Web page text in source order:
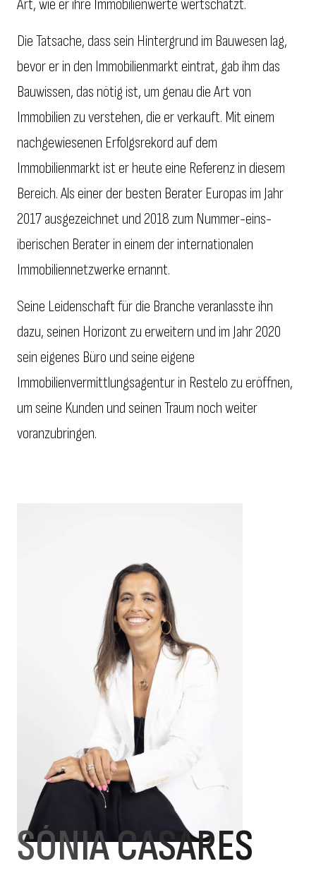
Art, wie er ihre Immobilienwerte wertschätzt.
Die Tatsache, dass sein Hintergrund im Bauwesen lag,
bevor er in den Immobilienmarkt eintrat, gab ihm das
Bauwissen, das nötig ist, um genau die Art von
Immobilien zu verstehen, die er verkauft. Mit einem
nachgewiesenen Erfolgsrekord auf dem
Immobilienmarkt ist er heute eine Referenz in diesem
Bereich. Als einer der besten Berater Europas im Jahr
2017 ausgezeichnet und 2018 zum Nummer-eins-
iberischen Berater in einem der internationalen
Immobiliennetzwerke ernannt.
Seine Leidenschaft für die Branche veranlasste ihn
dazu, seinen Horizont zu erweitern und im Jahr 2020
sein eigenes Büro und seine eigene
Immobilienvermittlungsagentur in Restelo zu eröffnen,
um seine Kunden und seinen Traum noch weiter
voranzubringen.
SÓNIA CASARES